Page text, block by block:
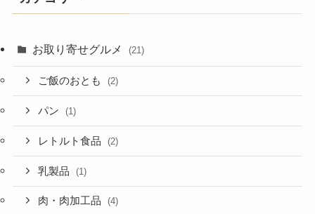
お取り寄せグルメ (21)
ご飯のおとも (2)
パン (1)
レトルト食品 (2)
乳製品 (1)
肉・肉加工品 (4)